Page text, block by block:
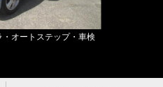
オートステップ・車検